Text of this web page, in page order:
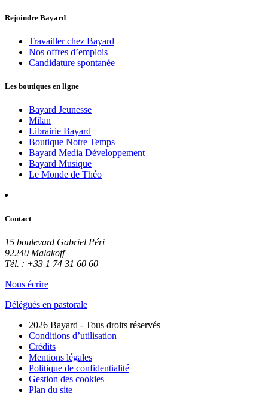
Rejoindre Bayard
Travailler chez Bayard
Nos offres d’emplois
Candidature spontanée
Les boutiques en ligne
Bayard Jeunesse
Milan
Librairie Bayard
Boutique Notre Temps
Bayard Media Développement
Bayard Musique
Le Monde de Théo
Contact
15 boulevard Gabriel Péri
92240 Malakoff
Tél. : +33 1 74 31 60 60
Nous écrire
Délégués en pastorale
2026 Bayard - Tous droits réservés
Conditions d’utilisation
Crédits
Mentions légales
Politique de confidentialité
Gestion des cookies
Plan du site